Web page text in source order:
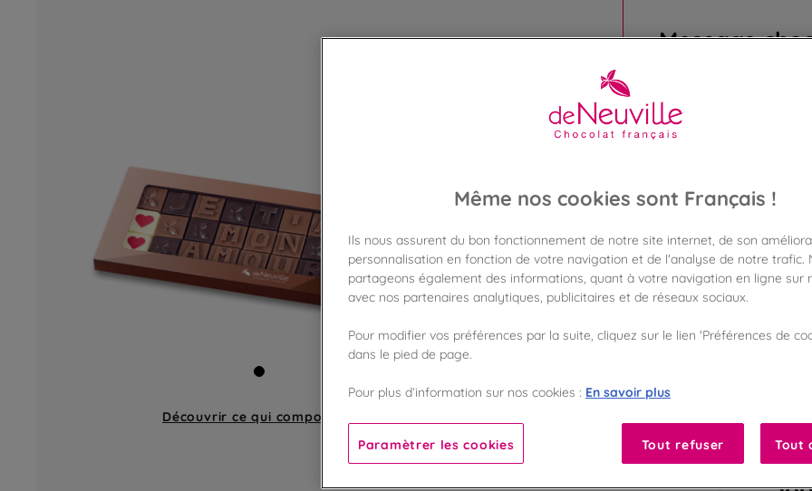
Découvrir ce qui compose
Message
25,90 €
Disponible en
Frais de port
dès 50€ d'achat
Gagnez 25
Liste des ingrédients
Même nos cookies sont Français !
Ils nous assurent du bon fonctionnement de notre site internet, de son
personnalisation en fonction de votre navigation et de l'analyse de notre trafic.
partageons également des informations, quant à votre navigation en ligne sur
avec nos partenaires analytiques, publicitaires et de réseaux sociaux.
Pour modifier vos préférences par la suite, cliquez sur le lien 'Préférences de
dans le pied de page.
Pour plus d’information sur nos cookies : En savoir plus
Paramètrer les cookies Tout refuser Tout